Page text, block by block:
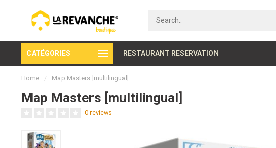
CATÉGORIES RESTAURANT RESERVATION
Secure payment
Home / Map Masters [multilingual]
Map Masters [multilingual]
0 reviews